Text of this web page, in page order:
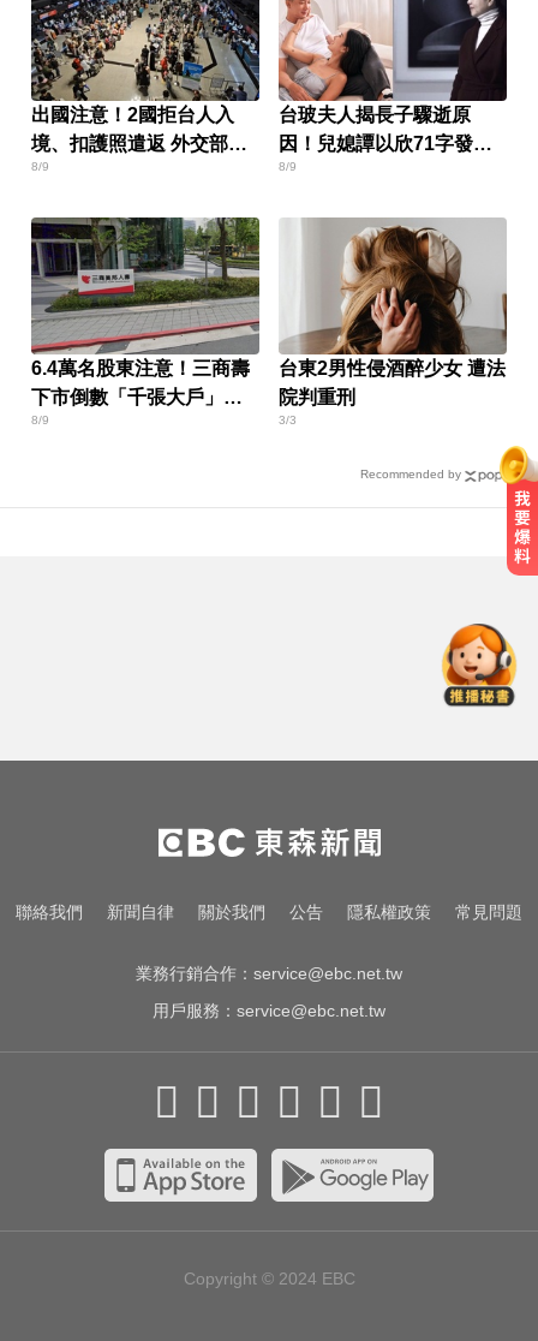
出國注意！2國拒台人入
境、扣護照遣返 外交部證
實了
8/9
台玻夫人揭長子驟逝原
因！兒媳譚以欣71字發聲
反駁
8/9
6.4萬名股東注意！三商壽
下市倒數「千張大戶」還
有245人
8/9
台東2男性侵酒醉少女 遭法
院判重刑
3/3
Recommended by
重恐洗腎
女兵遭集體性侵數小時！英國軍事
學院爆黑幕
才連莊金鐘紅毯主持！夏和熙突曝
聯絡我們 新聞自律 關於我們 公告 隱私權政策 常見問題
業務行銷合作： service@ebc.net.tw
用戶服務： service@ebc.net.tw
Copyright © 2024 EBC